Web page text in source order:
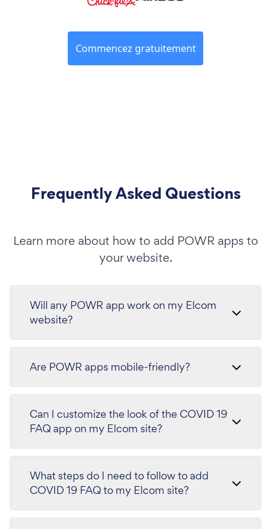
Commencez gratuitement
Frequently Asked Questions
Learn more about how to add POWR apps to
your website.
Will any POWR app work on my Elcom
website?
Are POWR apps mobile-friendly?
Can I customize the look of the COVID 19
FAQ app on my Elcom site?
What steps do I need to follow to add
COVID 19 FAQ to my Elcom site?